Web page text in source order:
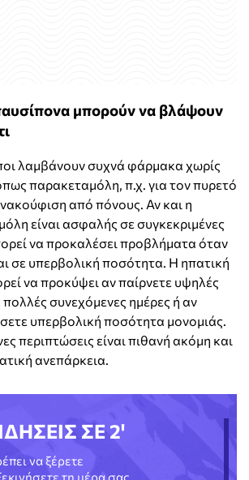
μπορούν να βλάψουν
λαμβάνουν συχνά φάρμακα χωρίς
παρακεταμόλη, π.χ. για τον πυρετό
από πόνους. Αν και η
είναι ασφαλής σε συγκεκριμένες
να προκαλέσει προβλήματα όταν
σε υπερβολική ποσότητα. Η ηπατική
να προκύψει αν παίρνετε υψηλές
πολλές συνεχόμενες ημέρες ή αν
υπερβολική ποσότητα μονομιάς.
περιπτώσεις είναι πιθανή ακόμη και
ανεπάρκεια.
ΣΕ 2'
να ξέρετε
τη μέρα σας.